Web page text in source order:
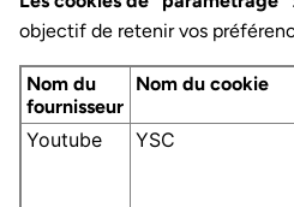
objectif de retenir vos
Nom du
fournisseur
Nom du cookie
Youtube YSC